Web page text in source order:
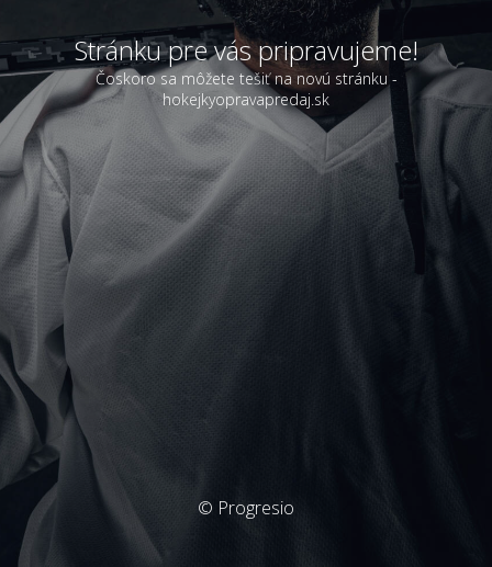
Stránku pre vás pripravujeme!
Čoskoro sa môžete tešiť na novú stránku -
hokejkyopravapredaj.sk
© Progresio